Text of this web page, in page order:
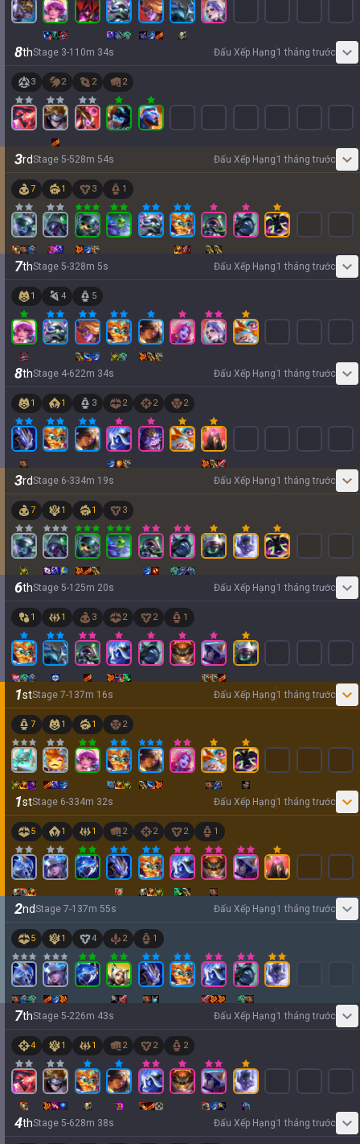
8thStage 3-1 10m 34s Đấu Xếp Hạng 1 tháng trước
3 2 2 2
3rdStage 5-528m 54s Đấu Xếp Hạng 1 tháng trước
7 1 3 1
7thStage 5-328m 5s Đấu Xếp Hạng 1 tháng trước
1 4 5
8thStage 4-622m 34s Đấu Xếp Hạng 1 tháng trước
1 1 3 2 2 2
3rdStage 6-334m 19s Đấu Xếp Hạng 1 tháng trước
7 1 1 3
6thStage 5-1 25m 20s Đấu Xếp Hạng 1 tháng trước
1 1 3 2 2 1
1stStage 7-1 37m 16s Đấu Xếp Hạng 1 tháng trước
7 1 1 2
1stStage 6-334m 32s Đấu Xếp Hạng 1 tháng trước
5 1 1 2 2 2 1
2ndStage 7-1 37m 55s Đấu Xếp Hạng 1 tháng trước
5 1 4 2 1
7thStage 5-226m 43s Đấu Xếp Hạng 1 tháng trước
4 1 1 2 2 2
4thStage 5-628m 38s Đấu Xếp Hạng 1 tháng trước